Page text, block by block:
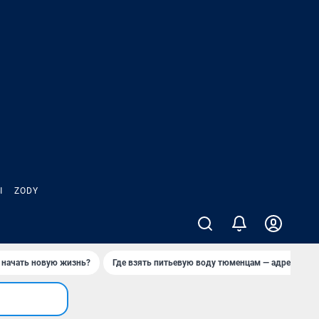
ZODY
начать новую жизнь? Где взять питьевую воду тюменцам — адреса